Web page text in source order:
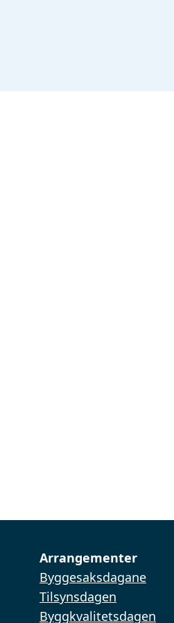
Arrangementer
Byggesaksdagane
Tilsynsdagen
Byggkvalitetsdagen